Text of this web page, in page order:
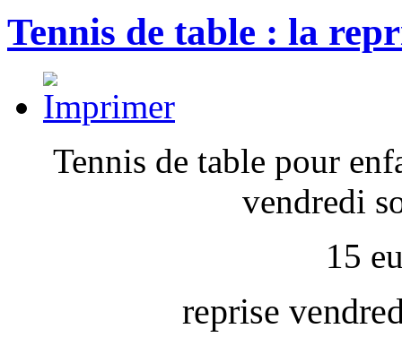
Tennis de table : la
Tennis de table pour
vendredi
15
reprise